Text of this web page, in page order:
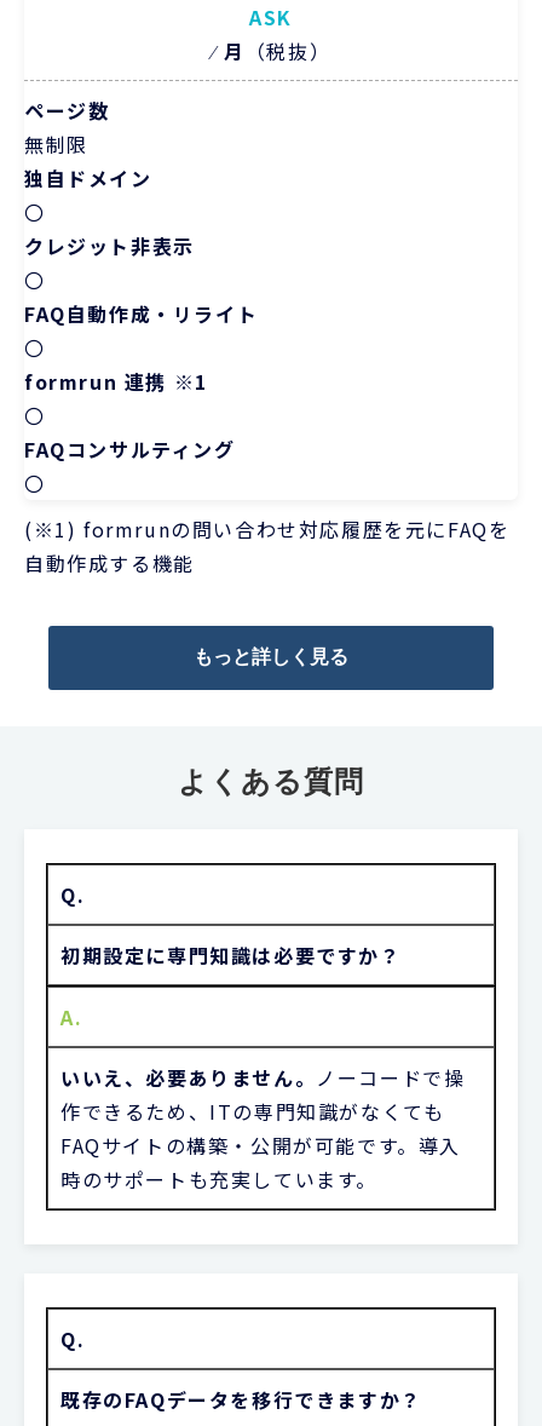
ASK
⁄ 月 （税抜）
ページ数
無制限
独自ドメイン
〇
クレジット非表示
〇
FAQ自動作成・リライト
〇
formrun 連携 ※1
〇
FAQコンサルティング
〇
(※1) formrunの問い合わせ対応履歴を元にFAQを
自動作成する機能
もっと詳しく見る
よくある質問
Q.
初期設定に専門知識は必要ですか？
A.
いいえ、必要ありません。 ノーコードで操
作できるため、ITの専門知識がなくても
FAQサイトの構築・公開が可能です。導入
時のサポートも充実しています。
Q.
既存のFAQデータを移行できますか？